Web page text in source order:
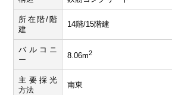
所在階/階
建
14階/15階建
バルコニ
ー
8.06m2
主要採光
方法
南東